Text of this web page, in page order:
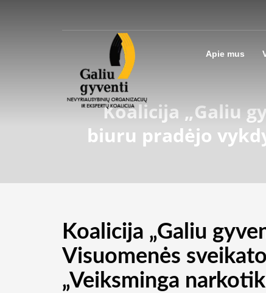
Apie mus
Koalicija „Galiu
biuru pradėjo
Koalicija „Galiu
Visuomenės
„Veiksminga